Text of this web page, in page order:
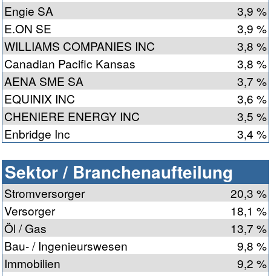
Engie SA
3,9 %
E.ON SE
3,9 %
WILLIAMS COMPANIES INC
3,8 %
Canadian Pacific Kansas
3,8 %
AENA SME SA
3,7 %
EQUINIX INC
3,6 %
CHENIERE ENERGY INC
3,5 %
Enbridge Inc
3,4 %
Sektor / Branchenaufteilung
Stromversorger
20,3 %
Versorger
18,1 %
Öl / Gas
13,7 %
Bau- / Ingenieurswesen
9,8 %
Immobilien
9,2 %